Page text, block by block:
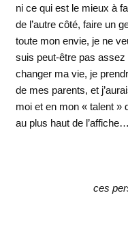
ni ce qui est le mieux à
de l’autre côté, faire un
toute mon envie, je ne
suis peut-être pas
changer ma vie, je
de mes parents, et
moi et en mon « talent »
au plus haut de l’affiche…
ces